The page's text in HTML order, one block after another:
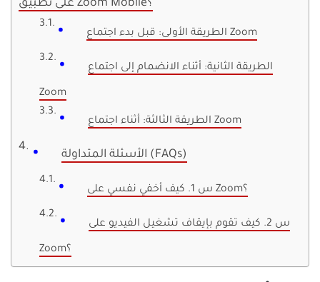
على تطبيق Zoom Mobile؟
الطريقة الأولى: قبل بدء اجتماع Zoom
الطريقة الثانية: أثناء الانضمام إلى اجتماع
Zoom
الطريقة الثالثة: أثناء اجتماع Zoom
الأسئلة المتداولة (FAQs)
س 1. كيف أخفي نفسي على Zoom؟
س 2. كيف تقوم بإيقاف تشغيل الفيديو على
Zoom؟